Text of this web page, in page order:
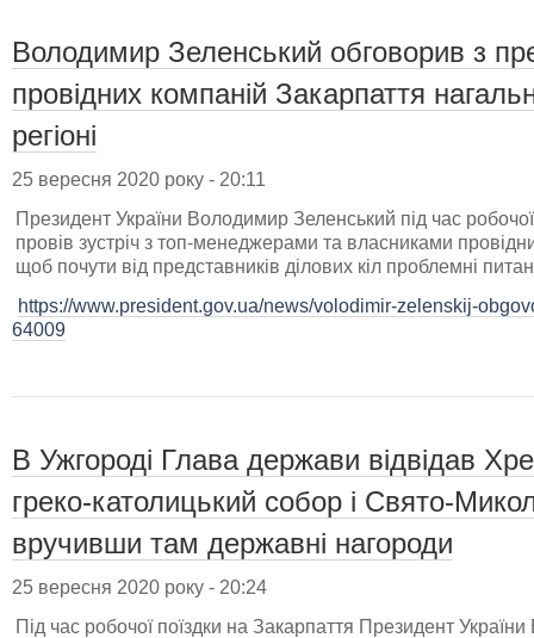
Володимир Зеленський обговорив з
провідних компаній Закарпаття
регіоні
25 вересня 2020 року - 20:11
Президент України Володимир Зеленський під час робочої
провів зустріч з топ-менеджерами та власниками
щоб почути від представників ділових кіл проблемні
https://www.president.gov.ua/news/volodimir-zelenskij-
64009
В Ужгороді Глава держави відвідав
греко-католицький собор і Cвято-
вручивши там державні нагороди
25 вересня 2020 року - 20:24
Під час робочої поїздки на Закарпаття Президент